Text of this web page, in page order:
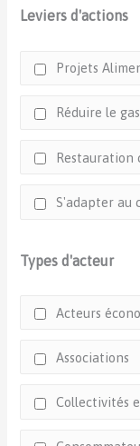
Leviers d'actions
Projets
Réduire le
Restauration
S'adapter au
Types d'acteur
Acteurs
Associations
Collectivités